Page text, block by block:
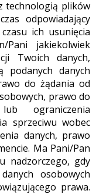
technologią plików
odpowiadający
ich usunięcia
Pani jakiekolwiek
Twoich danych,
danych
do żądania od
prawo do
ograniczenia
sprzeciwu wobec
danych, prawo
Ma Pani/Pan
nadzorczego, gdy
osobowych
prawa.